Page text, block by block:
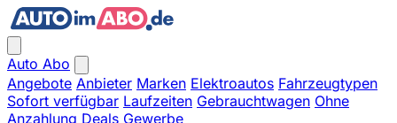
Auto Abo
Angebote Anbieter Marken Elektroautos Fahrzeugtypen
Sofort verfügbar Laufzeiten Gebrauchtwagen Ohne
Anzahlung Deals Gewerbe